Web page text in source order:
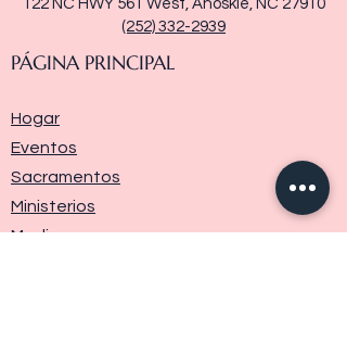
122 NC HWY 561 West, Ahoskie, NC 27910
(252) 332-2939
PÁGINA PRINCIPAL
Hogar
Eventos
Sacramentos
Ministerios
Media